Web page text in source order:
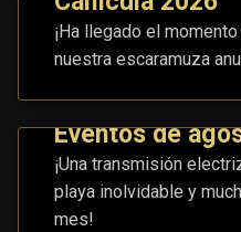
¡Ha llegado el
nuestra escaramuza
Eventos de
¡Una transmisión
playa inolvidable y
mes!